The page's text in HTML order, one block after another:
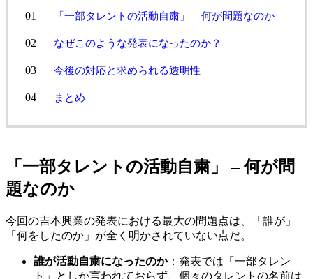
「一部タレントの活動自粛」 – 何が問題なのか
なぜこのような発表になったのか？
今後の対応と求められる透明性
まとめ
「一部タレントの活動自粛」 – 何が問
題なのか
今回の吉本興業の発表における最大の問題点は、「誰が」
「何をしたのか」が全く明かされていない点だ。
誰が活動自粛になったのか：発表では「一部タレン
ト」としか言われておらず、個々のタレントの名前は